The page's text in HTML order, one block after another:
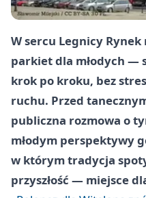
W sercu Legnicy
parkiet dla młodych —
krok po kroku, bez
ruchu. Przed
publiczna rozmowa o
młodym perspektywy
w którym tradycja
przyszłość — miejsce